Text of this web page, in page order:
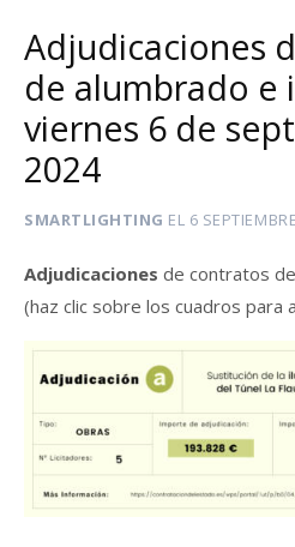
Adjudicaciones
de alumbrado e
viernes 6 de
2024
SMARTLIGHTING EL 6
Adjudicaciones de contratos
(haz clic sobre los cuadros para